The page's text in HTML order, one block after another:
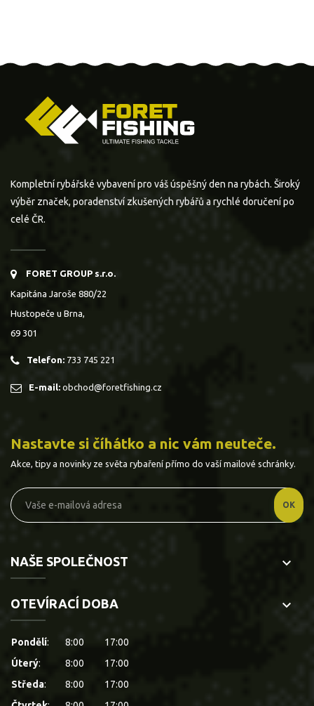
Kompletní rybářské vybavení pro váš úspěšný den na rybách. Široký
výběr značek, poradenství zkušených rybářů a rychlé doručení po
celé ČR.
FORET GROUP s.r.o.
Kapitána Jaroše 880/22
Hustopeče u Brna,
69 301
Telefon: 733 745 221
E-mail: obchod@foretfishing.cz
Nastavte si číhátko a nic vám neuteče.
Akce, tipy a novinky ze světa rybaření přímo do vaší mailové schránky.
NAŠE SPOLEČNOST keyboard_arrow_down
OTEVÍRACÍ DOBA keyboard_arrow_down
Pondělí: 8:00
17:00
Úterý: 8:00
17:00
Středa: 8:00
17:00